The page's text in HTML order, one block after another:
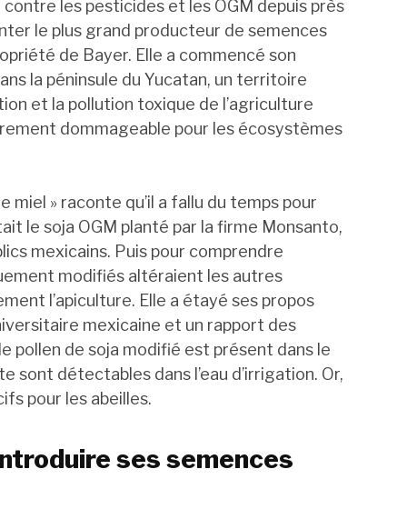
les pesticides et les OGM depuis près
le plus grand producteur de semences
de Bayer. Elle a commencé son
la péninsule du Yucatan, un territoire
et la pollution toxique de l’agriculture
dommageable pour les écosystèmes
miel » raconte qu’il a fallu du temps pour
le soja OGM planté par la firme Monsanto,
mexicains. Puis pour comprendre
modifiés altéraient les autres
l’apiculture. Elle a étayé ses propos
mexicaine et un rapport des
pollen de soja modifié est présent dans le
sont détectables dans l’eau d’irrigation. Or,
pour les abeilles.
ses semences